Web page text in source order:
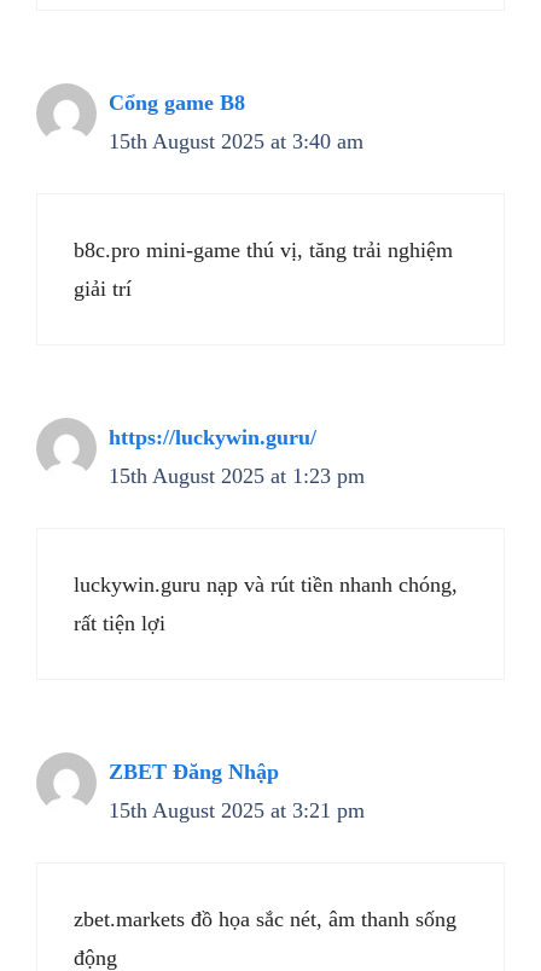
Cổng game B8
15th August 2025 at 3:40 am
b8c.pro mini-game thú vị, tăng trải nghiệm
giải trí
https://luckywin.guru/
15th August 2025 at 1:23 pm
luckywin.guru nạp và rút tiền nhanh chóng,
rất tiện lợi
ZBET Đăng Nhập
15th August 2025 at 3:21 pm
zbet.markets đồ họa sắc nét, âm thanh sống
động